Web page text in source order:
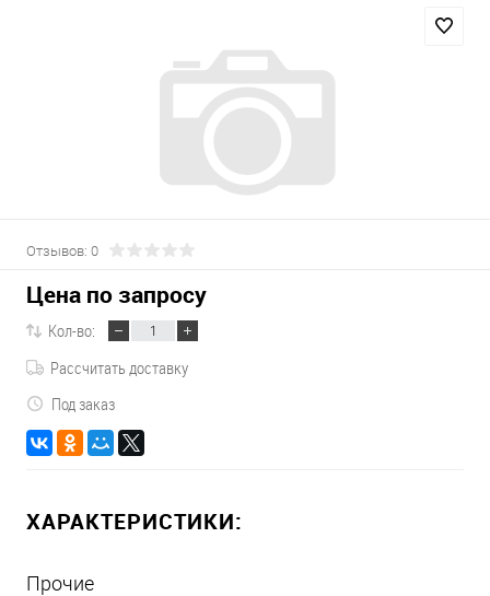
Отзывов: 0
Цена по запросу
Кол-во:
Рассчитать доставку
Под заказ
ХАРАКТЕРИСТИКИ:
Прочие